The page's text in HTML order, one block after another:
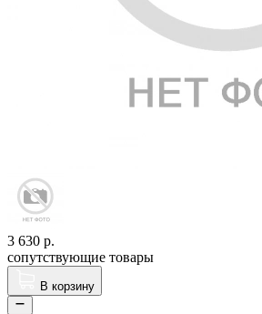
3 630 р.
сопутствующие товары
В корзину